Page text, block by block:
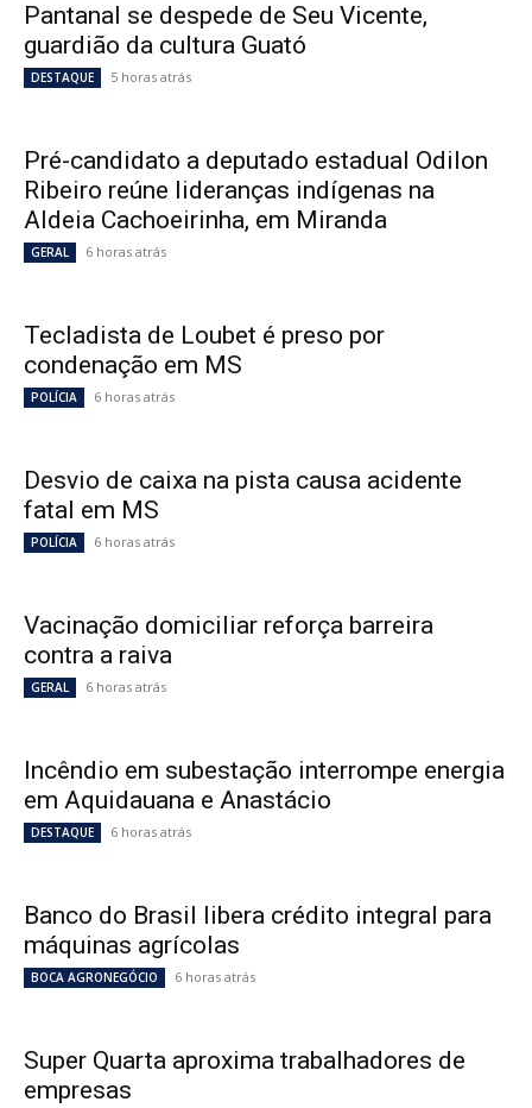
Pantanal se despede de Seu Vicente,
guardião da cultura Guató
DESTAQUE 5 horas atrás
Pré-candidato a deputado estadual Odilon
Ribeiro reúne lideranças indígenas na
Aldeia Cachoeirinha, em Miranda
GERAL 6 horas atrás
Tecladista de Loubet é preso por
condenação em MS
POLÍCIA 6 horas atrás
Desvio de caixa na pista causa acidente
fatal em MS
POLÍCIA 6 horas atrás
Vacinação domiciliar reforça barreira
contra a raiva
GERAL 6 horas atrás
Incêndio em subestação interrompe energia
em Aquidauana e Anastácio
DESTAQUE 6 horas atrás
Banco do Brasil libera crédito integral para
máquinas agrícolas
BOCA AGRONEGÓCIO 6 horas atrás
Super Quarta aproxima trabalhadores de
empresas